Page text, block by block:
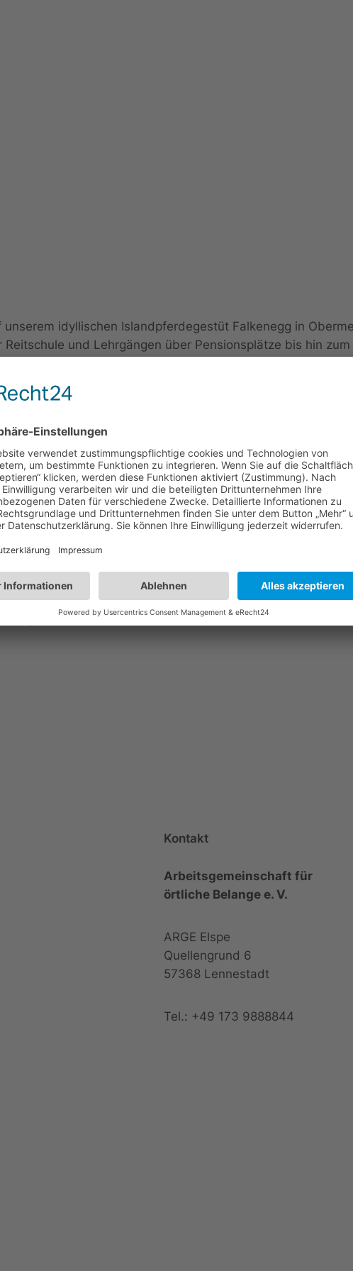
idyllischen Islandpferdegestüt Falkenegg in
und Lehrgängen über Pensionsplätze bis hin
auf unserem Hof ausgerichtet, wir freuen uns immer
und ein top ausgestattetes Ferienhaus an. In
Schau doch mal vorbei – wir freuen uns auf Dich!
Weg
Kontakt
Arbeitsgemeinschaft für
örtliche Belange e. V.
ARGE Elspe
Quellengrund 6
57368 Lennestadt
Tel.: +49 173 9888844